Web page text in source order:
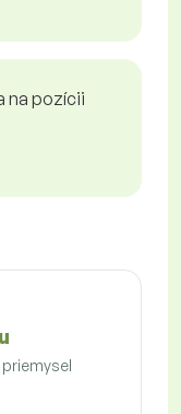
na pozícii